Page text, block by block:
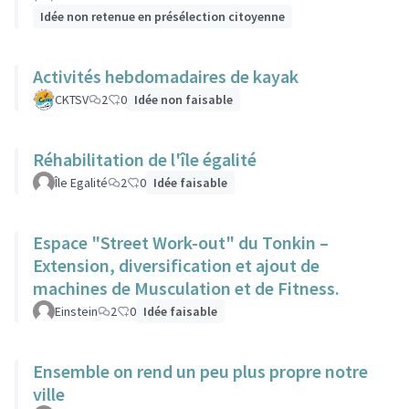
Idée non retenue en présélection citoyenne
Activités hebdomadaires de kayak
CKTSV 2 0 Idée non faisable
Réhabilitation de l'île égalité
Île Egalité 2 0 Idée faisable
Espace "Street Work-out" du Tonkin –
Extension, diversification et ajout de
machines de Musculation et de Fitness.
Einstein 2 0 Idée faisable
Ensemble on rend un peu plus propre notre
ville